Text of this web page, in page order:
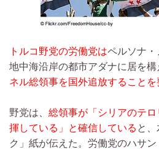
トルコ野党の労働党はペルソナ・
地中海沿岸の都市アダナに居を構
ネル総領事を国外追放することを
野党は、 総領事が「シリアのテ
揮している」と確信している と
ク」紙が伝えた。労働党のハサ